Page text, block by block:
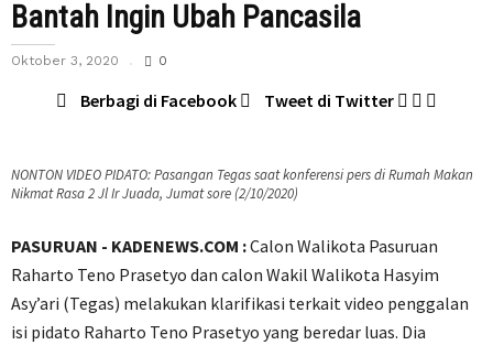
Bantah Ingin Ubah Pancasila
Oktober 3, 2020 0
Berbagi di Facebook Tweet di Twitter
NONTON VIDEO PIDATO: Pasangan Tegas saat konferensi pers di Rumah Makan
Nikmat Rasa 2 Jl Ir Juada, Jumat sore (2/10/2020)
PASURUAN - KADENEWS.COM :Calon Walikota Pasuruan
Raharto Teno Prasetyo dan calon Wakil Walikota Hasyim
Asy’ari (Tegas) melakukan klarifikasi terkait video penggalan
isi pidato Raharto Teno Prasetyo yang beredar luas. Dia